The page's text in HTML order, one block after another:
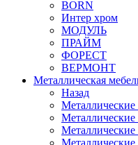
BORN
Интер хром
МОДУЛЬ
ПРАЙМ
ФОРЕСТ
ВЕРМОНТ
Металлическая
Назад
Металлические